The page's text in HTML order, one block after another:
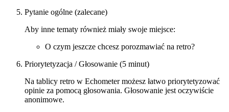
Pytanie ogólne (zalecane)
Aby inne tematy również miały swoje miejsce:
O czym jeszcze chcesz porozmawiać na retro?
Priorytetyzacja / Głosowanie (5 minut)
Na tablicy retro w Echometer możesz łatwo priorytetyzować
opinie za pomocą głosowania. Głosowanie jest oczywiście
anonimowe.